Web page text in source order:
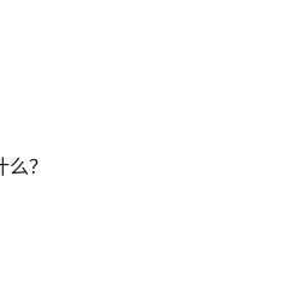
？